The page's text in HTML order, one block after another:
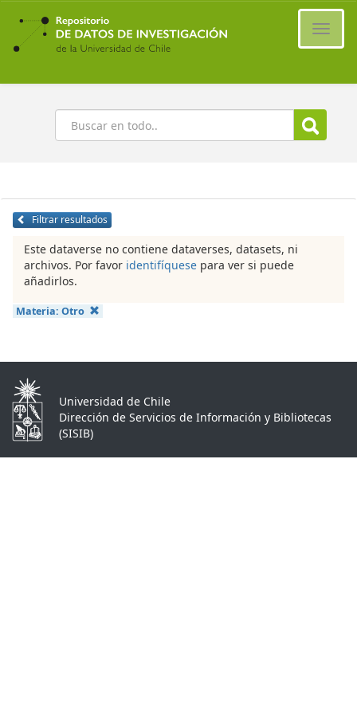
Ir
contenido
principal
Buscar
Filtrar resultados
Este dataverse no contiene dataverses, datasets, ni
archivos. Por favor identifíquese para ver si puede
añadirlos.
Materia: Otro
Universidad de Chile
Dirección de Servicios de Información y Bibliotecas
(SISIB)